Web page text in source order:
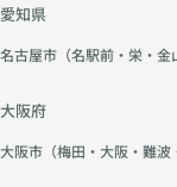
愛知県
名古屋市（名駅前・栄・金
大阪府
大阪市（梅田・大阪・難波